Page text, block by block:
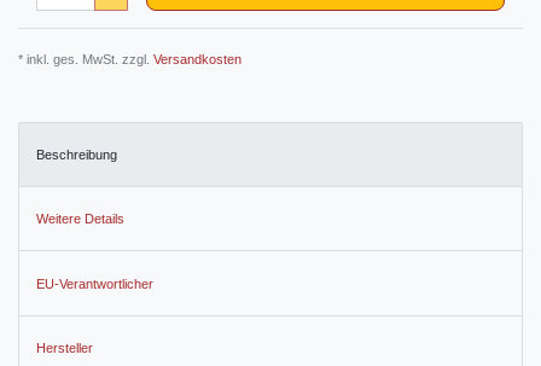
* inkl. ges. MwSt. zzgl. Versandkosten
Beschreibung
Weitere Details
EU-Verantwortlicher
Hersteller